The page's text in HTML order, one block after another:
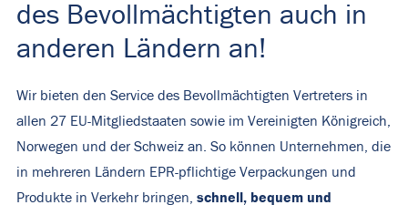
des Bevollmächtigten auch in
anderen Ländern an!
Wir bieten den Service des Bevollmächtigten Vertreters in
allen 27 EU-Mitgliedstaaten sowie im Vereinigten Königreich,
Norwegen und der Schweiz an. So können Unternehmen, die
in mehreren Ländern EPR-pflichtige Verpackungen und
Produkte in Verkehr bringen, schnell, bequem und